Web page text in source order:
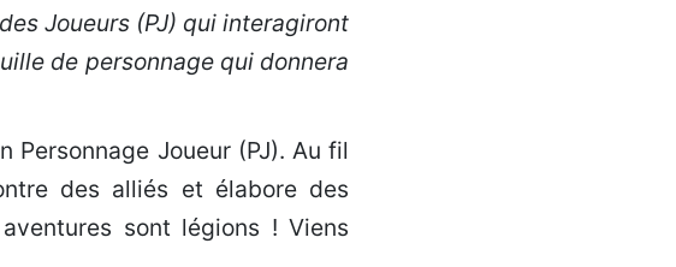
Joueurs (PJ) qui interagiront
de personnage qui donnera
Personnage Joueur (PJ). Au fil
des alliés et élabore des
sont légions ! Viens